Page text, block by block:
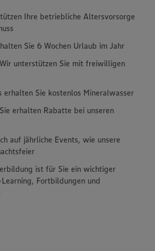
Ihre betriebliche Altersvorsorge
Sie 6 Wochen Urlaub im Jahr
unterstützen Sie mit freiwilligen
erhalten Sie kostenlos Mineralwasser
erhalten Rabatte bei unseren
auf jährliche Events, wie unsere
ist für Sie ein wichtiger
Fortbildungen und